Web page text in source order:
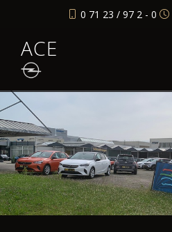
0 71 23 / 97 2 - 0
ACE